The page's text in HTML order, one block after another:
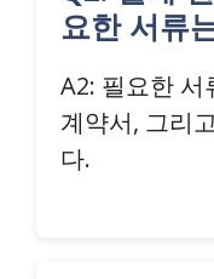
요한 서류
A2: 필요한 서
계약서, 그리
다.